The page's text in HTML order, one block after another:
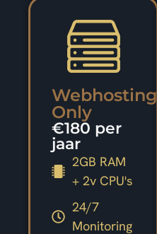
Webhosting
Only
€180 per
jaar
2GB RAM
+ 2v CPU's
24/7
Monitoring